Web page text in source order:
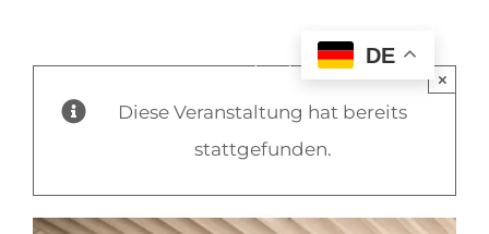
DE
Diese Veranstaltung hat bereits
stattgefunden.
×